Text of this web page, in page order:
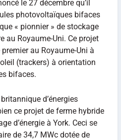
le 27 décembre qu’il
photovoltaïques bifaces
« pionnier » de stockage
au Royaume-Uni. Ce projet
au Royaume-Uni à
(trackers) à orientation
bifaces.
d’énergies
ce projet de ferme hybride
d’énergie à York. Ceci se
de 34,7 MWc dotée de